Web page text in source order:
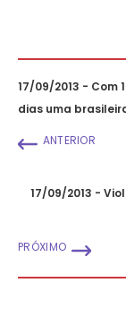
17/09/2013 - Com
dias uma
ANTERIOR
17/09/2013 -
PRÓXIMO